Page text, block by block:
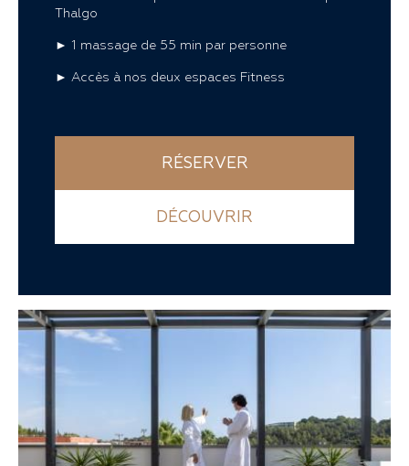
Thalgo
► 1 massage de 55 min par personne
► Accès à nos deux espaces Fitness
RÉSERVER
DÉCOUVRIR